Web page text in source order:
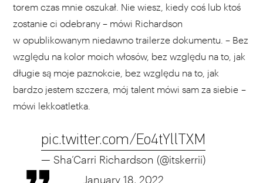
torem czas mnie oszukał. Nie wiesz, kiedy coś lub ktoś
zostanie ci odebrany – mówi Richardson
w opublikowanym niedawno trailerze dokumentu. – Bez
względu na kolor moich włosów, bez względu na to, jak
długie są moje paznokcie, bez względu na to, jak
bardzo jestem szczera, mój talent mówi sam za siebie –
mówi lekkoatletka.
pic.twitter.com/Eo4tYllTXM
— Sha’Carri Richardson (@itskerrii)
January 18, 2022